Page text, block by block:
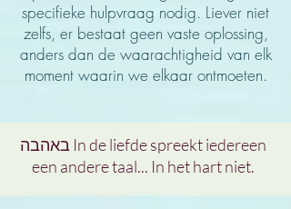
specifieke hulpvraag nodig. Liever niet
zelfs, er bestaat geen vaste oplossing,
anders dan de waarachtigheid van elk
moment waarin we elkaar ontmoeten.
באהבה In de liefde spreekt iedereen
een andere taal... In het hart niet.